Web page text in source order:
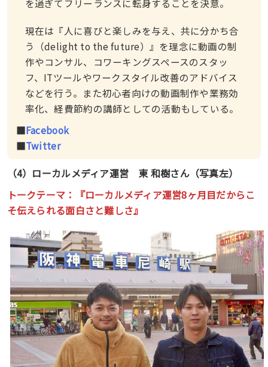
を過ぎてフリーランスに転身することを決意。
現在は『人に喜びと楽しみを与え、共に分かち合
う（delight to the future）』を理念に動画の制
作やコンサル、コワーキングスペースのスタッ
フ、ITツールやワークスタイル改善のアドバイス
などを行う。また初心者向けの動画制作や業務効
率化、経費節約の講師としての活動もしている。
■Facebook
■Twitter
（4）ローカルメディア運営 東 和樹さん（写真左）
トークテーマ：『ローカルメディア運営8ヶ月目だからこ
そ伝えられる面白さと難しさ』